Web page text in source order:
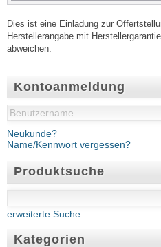
Kontoanmeldung
Neukunde?
Name/Kennwort vergessen?
Produktsuche
erweiterte Suche
Kategorien
Dies ist eine Einladung zur
Herstellerangabe mit
abweichen.